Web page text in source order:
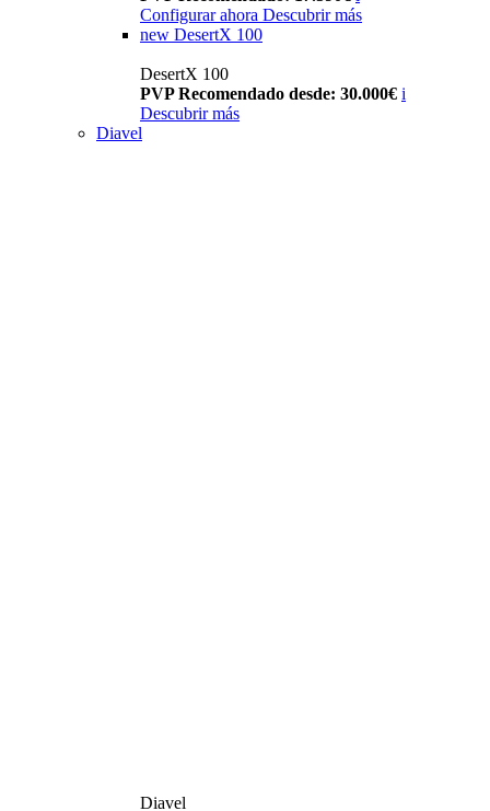
Configurar ahora Descubrir más
new DesertX 100
DesertX 100
PVP Recomendado desde: 30.000€ i
Descubrir más
Diavel
Diavel